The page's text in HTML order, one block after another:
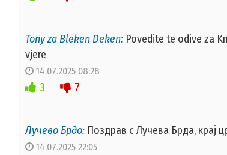
Tony za Bleken Deken: Povedite te odive za
vjere
14.07.2025 08:28
3 7
Лучево Брдо: Поздрав с Лучева Брда, крај
14.07.2025 22:05